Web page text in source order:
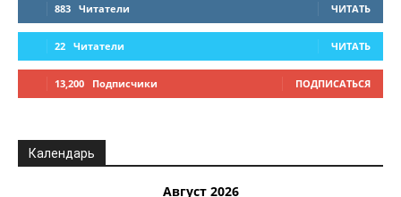
883 Читатели ЧИТАТЬ
22 Читатели ЧИТАТЬ
13,200 Подписчики ПОДПИСАТЬСЯ
Календарь
Август 2026